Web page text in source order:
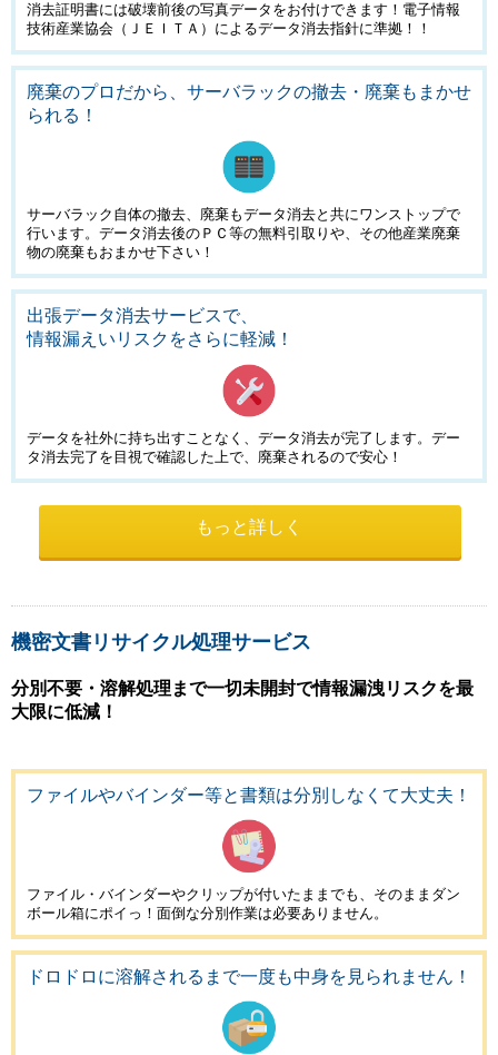
消去証明書には破壊前後の写真データをお付けできます！ 電子情報
技術産業協会（ＪＥＩＴＡ）によるデータ消去指針に準拠！！
廃棄のプロだから、サーバラックの撤去・廃棄もまかせ
られる！
サーバラック自体の撤去、廃棄もデータ消去と共にワンストップで
行います。 データ消去後のＰＣ等の無料引取りや、その他産業廃棄
物の廃棄もおまかせ下さい！
出張データ消去サービスで、
情報漏えいリスクをさらに軽減！
データを社外に持ち出すことなく、データ消去が完了します。 デー
タ消去完了を目視で確認した上で、廃棄されるので安心！
もっと詳しく
機密文書リサイクル処理サービス
分別不要・溶解処理まで一切未開封で情報漏洩リスクを最
大限に低減！
ファイルやバインダー等と書類は分別しなくて大丈夫！
ファイル・バインダーやクリップが付いたままでも、そのままダン
ボール箱にポイっ！ 面倒な分別作業は必要ありません。
ドロドロに溶解されるまで一度も中身を見られません！